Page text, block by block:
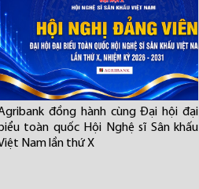
đồng hành cùng Đại hội đại
toàn quốc Hội Nghệ sĩ Sân khấu
Nam lần thứ X